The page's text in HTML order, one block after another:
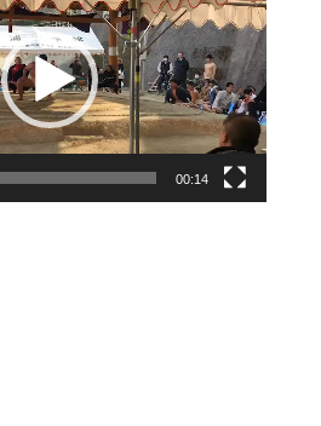
00:14